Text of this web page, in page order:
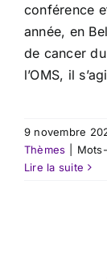
conférence
année, en
de cancer
l’OMS, il
9 novembre
Thèmes
Lire la suite